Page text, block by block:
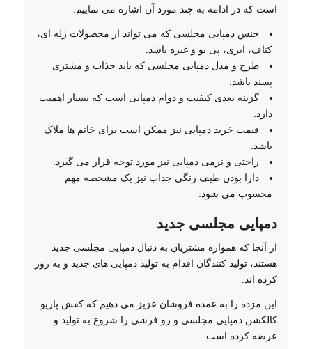
است که در ادامه به چند مورد آن اشاره می نماییم:
جنس دمپایی مجلسی که می تواند از محصولات ژله ای،
کناف، ابری، پی یو و غیره باشد.
طرح و مدل دمپایی مجلسی که باید جذاب و مشتری
پسند باشد.
گزینه بعدی کیفیت و دوام دمپایی است که بسیار اهمیت
دارد.
قیمت خرید دمپایی نیز ممکن است برای خانم ها ملاک
باشد.
راحتی و نرمی دمپایی نیز مورد توجه قرار می گیرد.
دارا بودن طیف رنگی جذاب نیز یک مشخصه مهم
محسوب می شود.
دمپایی مجلسی جدید
از آنجا که همواره مشتریان به دنبال دمپایی مجلسی جدید
هستند، تولید کنندگان اقدام به تولید دمپایی های جدید و به روز
کرده اند.
این مژده را به عمده فروشان عزیز می دهیم که کفش پاریو
کالکشن دمپایی مجلسی و رو فرشی را شروع به تولید و
عرضه کرده است.